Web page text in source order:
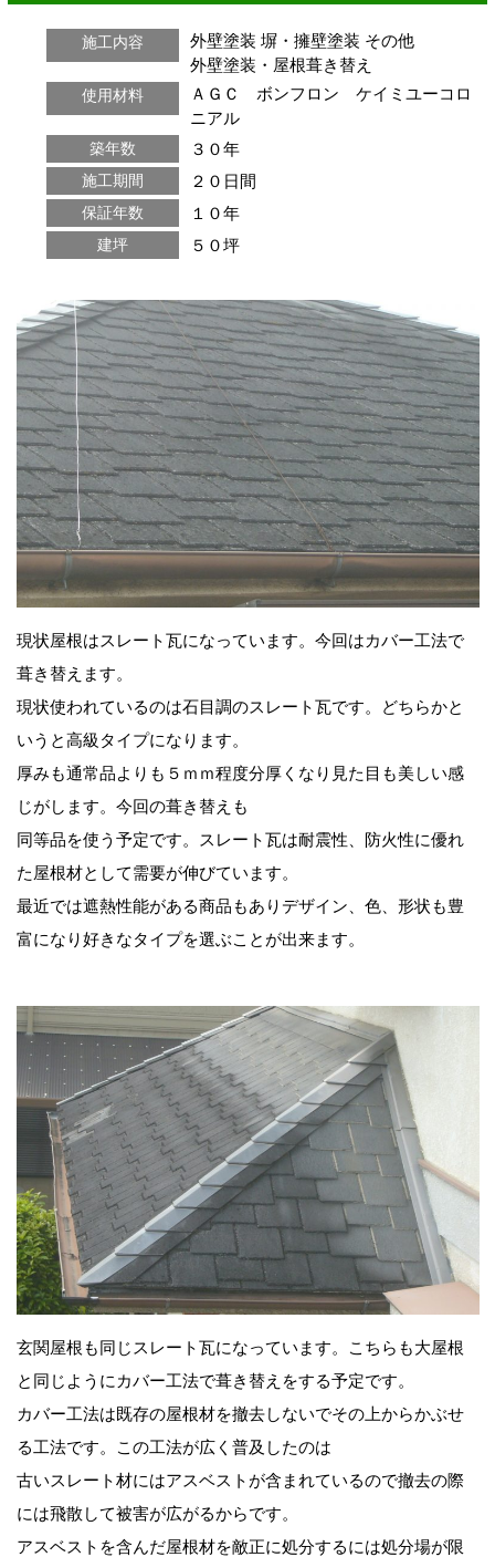
施工内容 外壁塗装 塀・擁壁塗装 その他
外壁塗装・屋根葺き替え
使用材料
ＡＧＣ ボンフロン ケイミユーコロ
ニアル
築年数 ３０年
施工期間 ２０日間
保証年数 １０年
建坪 ５０坪
現状屋根はスレート瓦になっています。今回はカバー工法で
葺き替えます。
現状使われているのは石目調のスレート瓦です。どちらかと
いうと高級タイプになります。
厚みも通常品よりも５ｍｍ程度分厚くなり見た目も美しい感
じがします。今回の葺き替えも
同等品を使う予定です。スレート瓦は耐震性、防火性に優れ
た屋根材として需要が伸びています。
最近では遮熱性能がある商品もありデザイン、色、形状も豊
富になり好きなタイプを選ぶことが出来ます。
玄関屋根も同じスレート瓦になっています。こちらも大屋根
と同じようにカバー工法で葺き替えをする予定です。
カバー工法は既存の屋根材を撤去しないでその上からかぶせ
る工法です。この工法が広く普及したのは
古いスレート材にはアスベストが含まれているので撤去の際
には飛散して被害が広がるからです。
アスベストを含んだ屋根材を敵正に処分するには処分場が限